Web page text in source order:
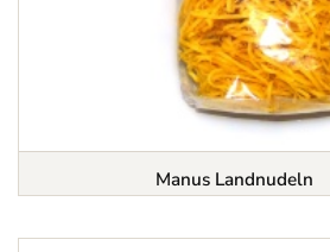
Manus Landnudeln